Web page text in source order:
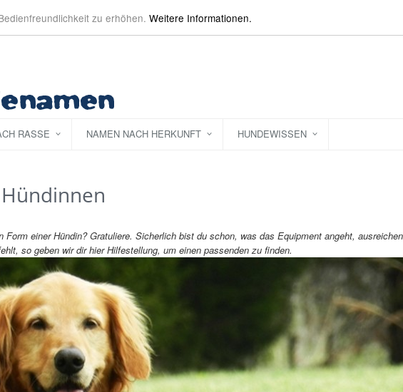
zu erhöhen. Weitere Informationen.
RASSE NAMEN NACH HERKUNFT HUNDEWISSEN
Form einer Hündin? Gratuliere. Sicherlich bist du schon, was das Equipment angeht,
so geben wir dir hier Hilfestellung, um einen passenden zu finden.